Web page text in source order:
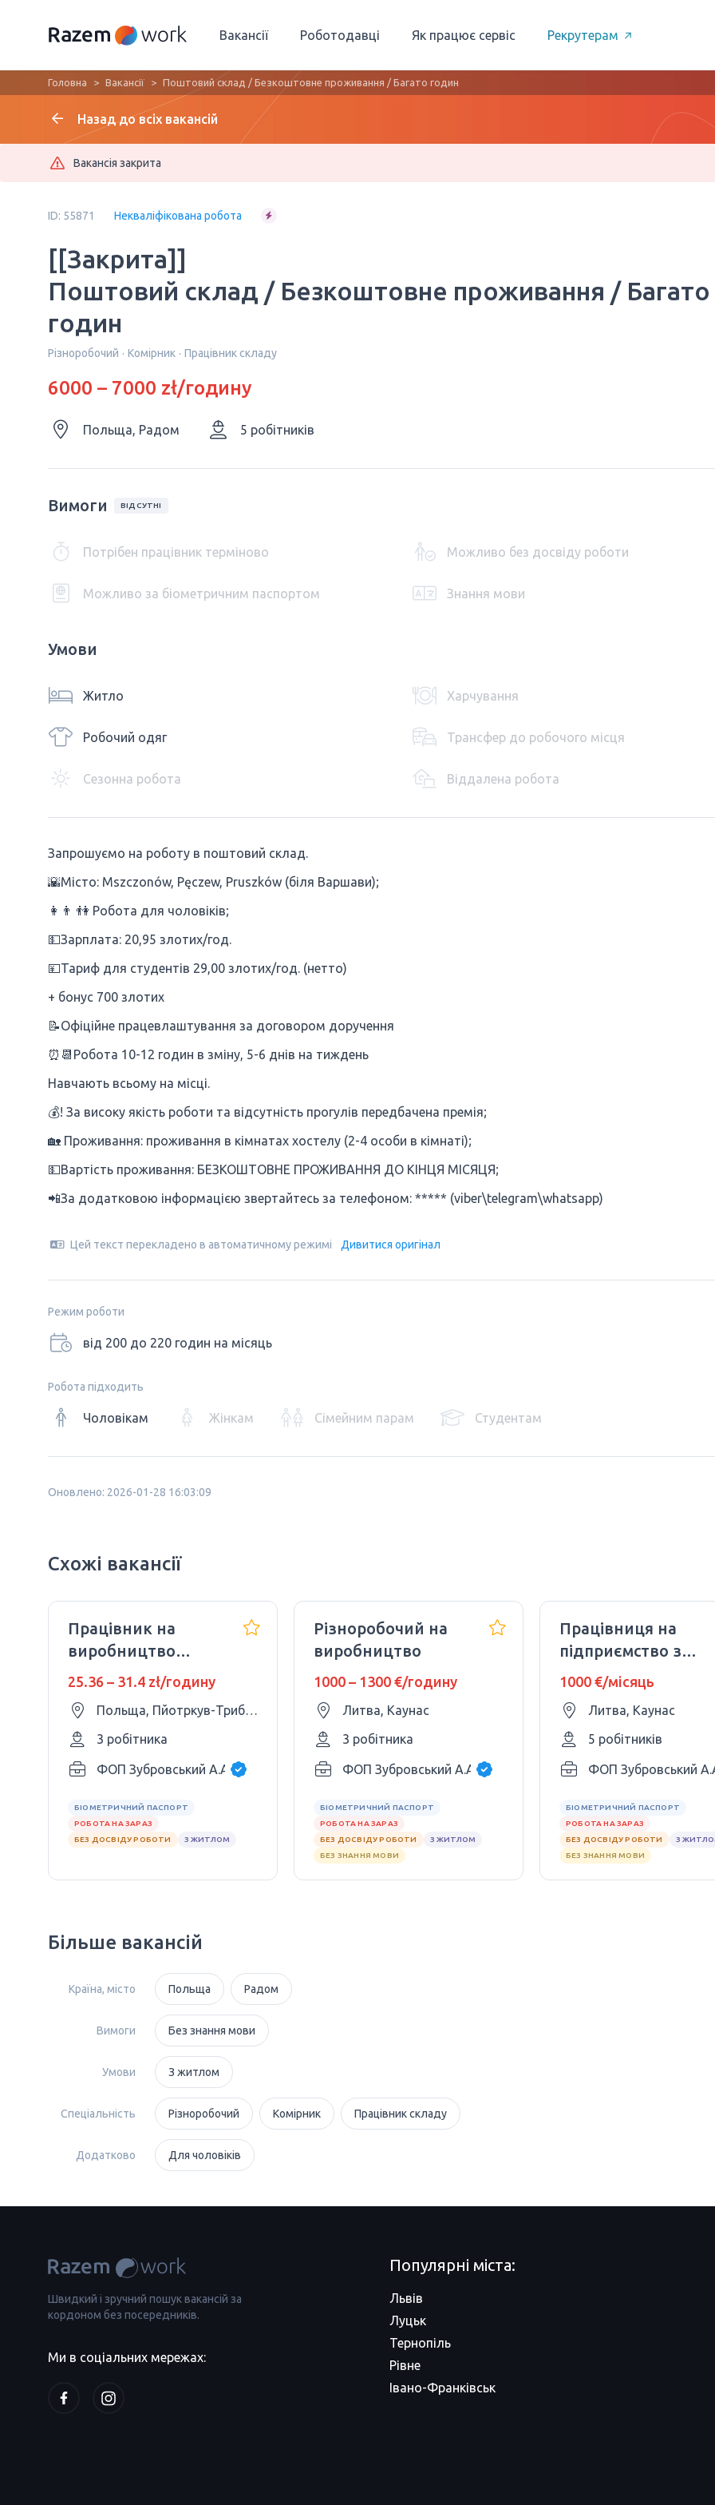
Вакансії Роботодавці Як працює сервіс Рекрутерам
Головна Вакансії Поштовий склад / Безкоштовне проживання / Багато годин
Назад до всіх вакансій
Вакансія закрита
ID: 55871 Некваліфікована робота
[[Закрита]]
Поштовий склад / Безкоштовне проживання / Багато
годин
Різноробочий Комірник Працівник складу
6000 – 7000 zł/годину
Польща, Радом 5 робітників
Вимоги ВІДСУТНІ
Потрібен працівник терміново Можливо без досвіду роботи
Можливо за біометричним паспортом Знання мови
Умови
Житло Харчування
Робочий одяг Трансфер до робочого місця
Сезонна робота Віддалена робота
Запрошуємо на роботу в поштовий склад.
🌇Місто: Mszczonów, Pęczew, Pruszków (біля Варшави);
👩👨‍ 👫 Робота для чоловіків;
💵Зарплата: 20,95 злотих/год.
💴Тариф для студентів 29,00 злотих/год. (нетто)
+ бонус 700 злотих
📝Офіційне працевлаштування за договором доручення
⏰📆Робота 10-12 годин в зміну, 5-6 днів на тиждень
Навчають всьому на місці.
💰! За високу якість роботи та відсутність прогулів передбачена премія;
🏡 Проживання: проживання в кімнатах хостелу (2-4 особи в кімнаті);
💵Вартість проживання: БЕЗКОШТОВНЕ ПРОЖИВАННЯ ДО КІНЦЯ МІСЯЦЯ;
📲За додатковою інформацією звертайтесь за телефоном: ***** (viber\telegram\whatsapp)
Цей текст перекладено в автоматичному режимі Дивитися оригінал
Режим роботи
від 200 до 220 годин на місяць
Робота підходить
Чоловікам Жінкам Сімейним парам Студентам
Оновлено: 2026-01-28 16:03:09
Схожі вакансії
Працівник на
виробництво
готових салатів та
25.36 – 31.4 zł/годину
Польща, Пйотркув-Трибунальський
3 робітника
ФОП Зубровський А.А.
БІОМЕТРИЧНИЙ ПАСПОРТ
РОБОТА НА ЗАРАЗ
БЕЗ ДОСВІДУ РОБОТИ
З ЖИТЛОМ
Різноробочий на
виробництво
1000 – 1300 €/годину
Литва, Каунас
3 робітника
ФОП Зубровський А.А.
БІОМЕТРИЧНИЙ ПАСПОРТ
РОБОТА НА ЗАРАЗ
БЕЗ ДОСВІДУ РОБОТИ
З ЖИТЛОМ
БЕЗ ЗНАННЯ МОВИ
Працівниця на
підприємство з
виробництва
ниток
1000 €/місяць
Литва, Каунас
5 робітників
ФОП Зубровський
БІОМЕТРИЧНИЙ ПАСПОРТ
РОБОТА НА ЗАРАЗ
БЕЗ ДОСВІДУ РОБОТИ
З
БЕЗ ЗНАННЯ МОВИ
Більше вакансій
Країна, місто Польща Радом
Вимоги Без знання мови
Умови З житлом
Спеціальність Різноробочий Комірник Працівник складу
Додатково Для чоловіків
Швидкий і зручний пошук вакансій за
кордоном без посередників.
Ми в соціальних мережах:
Популярні міста:
Львів
Луцьк
Тернопіль
Рівне
Івано-Франківськ